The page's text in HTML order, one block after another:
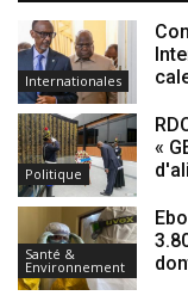
Internationales
Politique
«
Santé &
Environnement